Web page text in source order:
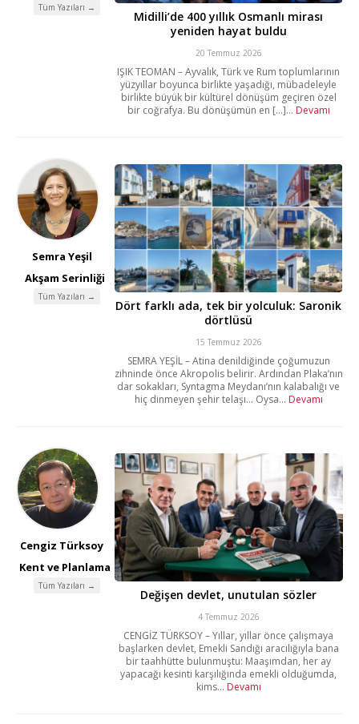
Tüm Yazıları →
Midilli’de 400 yıllık Osmanlı mirası
yeniden hayat buldu
20 Temmuz 2026
IŞIK TEOMAN – Ayvalık, Türk ve Rum toplumlarının
yüzyıllar boyunca birlikte yaşadığı, mübadeleyle
birlikte büyük bir kültürel dönüşüm geçiren özel
bir coğrafya. Bu dönüşümün en [...]... Devamı
Semra Yeşil
Akşam Serinliği
Tüm Yazıları →
Dört farklı ada, tek bir yolculuk: Saronik
dörtlüsü
15 Temmuz 2026
SEMRA YEŞİL – Atina denildiğinde çoğumuzun
zihninde önce Akropolis belirir. Ardından Plaka’nın
dar sokakları, Syntagma Meydanı’nın kalabalığı ve
hiç dinmeyen şehir telaşı… Oysa... Devamı
Cengiz Türksoy
Kent ve Planlama
Tüm Yazıları →
Değişen devlet, unutulan sözler
4 Temmuz 2026
CENGİZ TÜRKSOY – Yıllar, yıllar önce çalışmaya
başlarken devlet, Emekli Sandığı aracılığıyla bana
bir taahhütte bulunmuştu: Maaşımdan, her ay
yapacağı kesinti karşılığında emekli olduğumda,
kims... Devamı